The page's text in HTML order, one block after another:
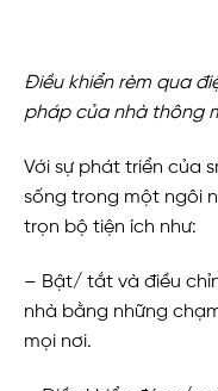
Điều khiển rèm qua
pháp của nhà thông
Với sự phát triển của
sống trong một ngôi
trọn bộ tiện ích như:
– Bật/ tắt và điều
nhà bằng những
mọi nơi.